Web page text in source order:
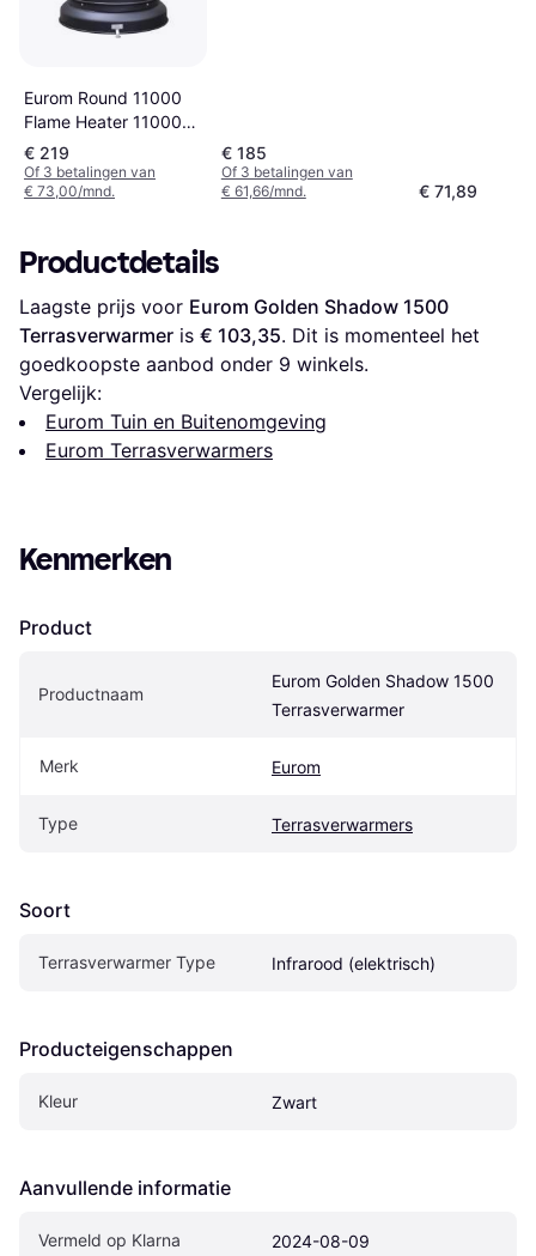
Eurom Round 11000
Flame Heater 11000
Watt
€ 219
Of 3 betalingen van
€ 73,00/mnd.
€ 185
Of 3 betalingen van
€ 61,66/mnd.
€ 71,89
Productdetails
Laagste prijs voor Eurom Golden Shadow 1500
Terrasverwarmer is € 103,35. Dit is momenteel het
goedkoopste aanbod onder 9 winkels.
Vergelijk:
Eurom Tuin en Buitenomgeving
Eurom Terrasverwarmers
Kenmerken
Product
Productnaam
Eurom Golden Shadow 1500
Terrasverwarmer
Merk Eurom
Type Terrasverwarmers
Soort
Terrasverwarmer Type Infrarood (elektrisch)
Producteigenschappen
Kleur Zwart
Aanvullende informatie
Vermeld op Klarna 2024-08-09